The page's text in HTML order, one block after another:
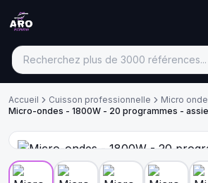
Accueil Cuisson professionnelle
Micro
Micro-ondes - 1800W - 20 programmes -